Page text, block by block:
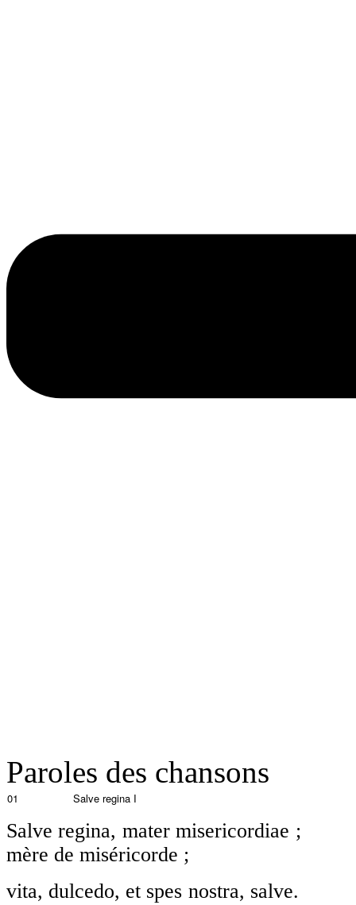
Paroles des chansons
01 Salve regina I
Salve regina, mater
mère de miséricorde ;
vita, dulcedo, et spes